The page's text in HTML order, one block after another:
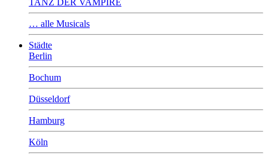
TANZ DER VAMPIRE
… alle Musicals
Städte
Berlin
Bochum
Düsseldorf
Hamburg
Köln